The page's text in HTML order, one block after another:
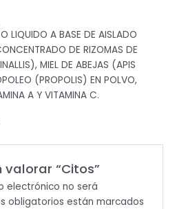
LIQUIDO A BASE DE AISLADO
DE RIZOMAS DE
MIEL DE ABEJAS (APIS
(PROPOLIS) EN POLVO,
A Y VITAMINA C.
valorar “Citos”
electrónico no será
obligatorios están marcados